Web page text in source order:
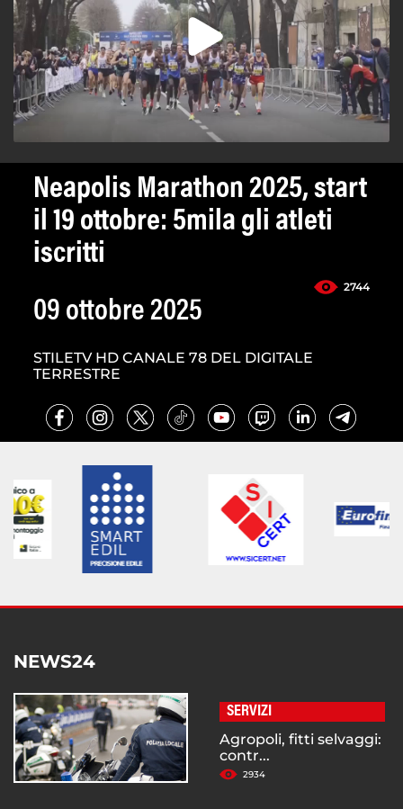
Neapolis Marathon 2025, start
il 19 ottobre: 5mila gli atleti
iscritti
2744
09 ottobre 2025
STILETV HD CANALE 78 DEL DIGITALE
TERRESTRE
NEWS24
SERVIZI
Agropoli, fitti selvaggi:
contr...
2934